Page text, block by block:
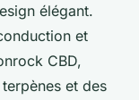
élégant.
et
CBD,
et des